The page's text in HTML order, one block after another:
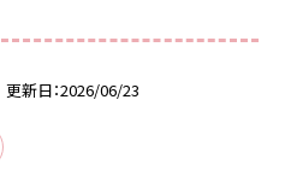
更新日 2026/06/23